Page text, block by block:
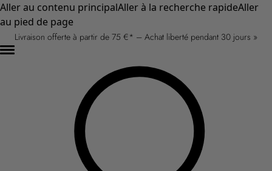
Aller au contenu principalAller à la recherche rapideAller
au pied de page
Livraison offerte à partir de 75 €* – Achat liberté pendant 30 jours »